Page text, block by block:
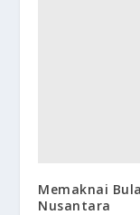
Memaknai
Nusantara